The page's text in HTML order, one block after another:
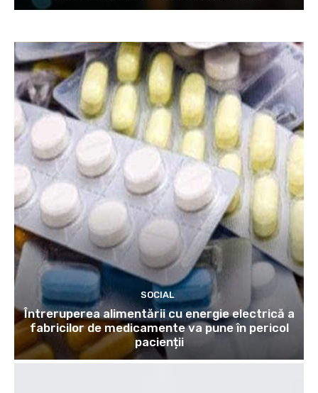
SOCIAL
Întreruperea alimentării cu energie electrică a
fabricilor de medicamente va pune în pericol
pacienții